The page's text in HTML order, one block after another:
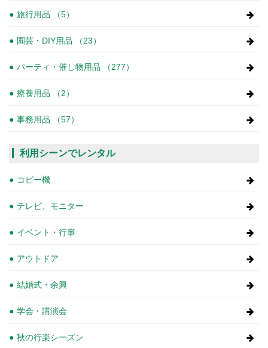
旅行用品 （5）
園芸・DIY用品 （23）
パーティ・催し物用品 （277）
療養用品 （2）
事務用品 （57）
利用シーンでレンタル
コピー機
テレビ、モニター
イベント・行事
アウトドア
結婚式・余興
学会・講演会
秋の行楽シーズン